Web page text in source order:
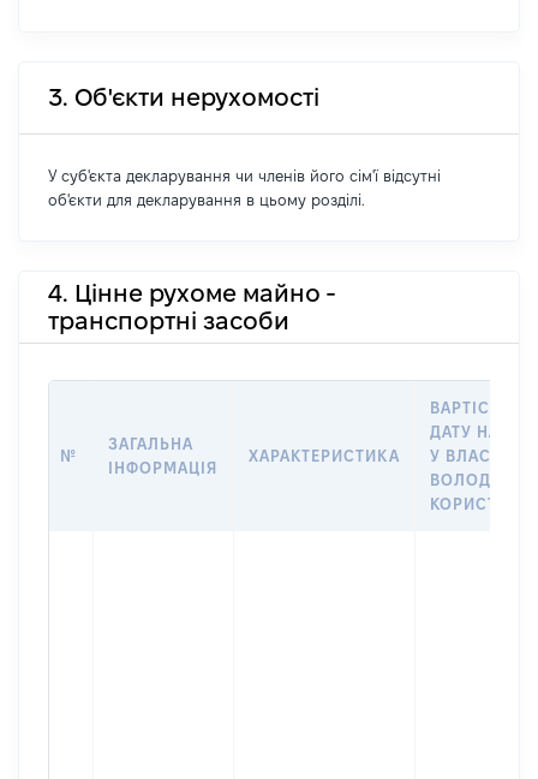
3. Об'єкти нерухомості
У суб'єкта декларування чи членів його сім'ї відсутні
об'єкти для декларування в цьому розділі.
4. Цінне рухоме майно -
транспортні засоби
№
ЗАГАЛЬНА
ІНФОРМАЦІЯ
ХАРАКТЕРИСТИКА
ВАРТІСТЬ НА
ДАТУ
У
ВОЛОДІННЯ